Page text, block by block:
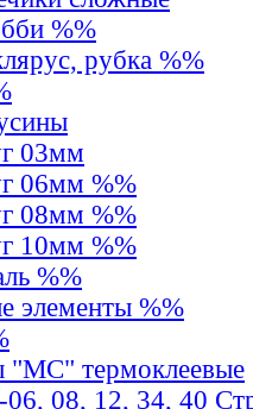
%%
рубка %%
03мм
06мм %%
08мм %%
10мм %%
%%
элементы %%
"MС" термоклеевые
06, 08, 12, 34, 40